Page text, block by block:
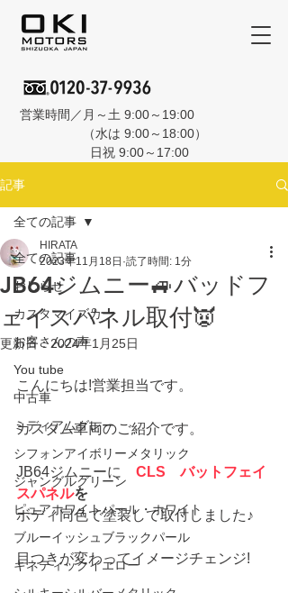
営業時間／月～土 9:00～19:00
（水は 9:00～18:00）
日祝 9:00～17:00
記事
全ての記事
おしらせ
カスタマイズカー
お客さんの声
You tube
中古車
ミディアムグレー
シフォンアイボリーメタリック
ジャングルグリーン
ピュアホワイトパール・ホワイト
ブルーイッシュブラックパール
キネティックイエロー
全ての記事
JB64ジムニー🚙バッドフ
ェイスパネル取付👿
HIRATA
2023年11月18日 読了時間: 1分
更新日：2024年1月25日
こんにちは!営業担当です。
カスタム車両のご紹介です。
JB64ジムニーに CLS　バットフェイ
スパネルを
ボディ同色で塗装して取付しました♪
目つきが変わってイメージチェンジ!